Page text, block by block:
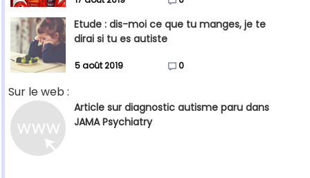
Etude : dis-moi ce que tu manges, je te
dirai si tu es autiste
5 août 2019 0
Sur le web :
Article sur diagnostic autisme paru dans
JAMA Psychiatry